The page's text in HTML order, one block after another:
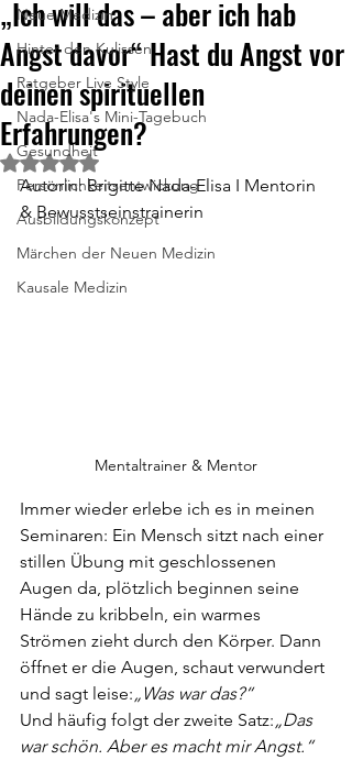
Neue Medizin
Hinter den Kulissen
Ratgeber Live Style
Nada-Elisa's Mini-Tagebuch
Gesundheit
Persönlichkeitsentwickung
Ausbildungskonzept
Märchen der Neuen Medizin
Kausale Medizin
„Ich will das – aber ich hab
Angst davor“ Hast du Angst vor
deinen spirituellen
Erfahrungen?
Mit NaN von 5 Sternen bewertet.
Autorin: Brigitte Nada-Elisa I Mentorin
& Bewusstseinstrainerin
Mentaltrainer & Mentor
Immer wieder erlebe ich es in meinen
Seminaren: Ein Mensch sitzt nach einer
stillen Übung mit geschlossenen
Augen da, plötzlich beginnen seine
Hände zu kribbeln, ein warmes
Strömen zieht durch den Körper. Dann
öffnet er die Augen, schaut verwundert
und sagt leise: „Was war das?“
Und häufig folgt der zweite Satz: „Das
war schön. Aber es macht mir Angst.“